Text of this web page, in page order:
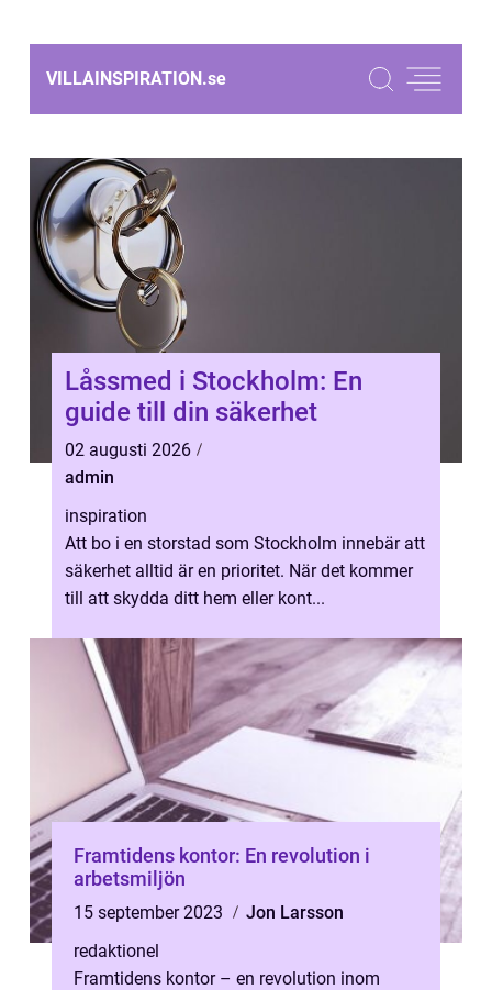
VILLAINSPIRATION.se
Låssmed i Stockholm: En
guide till din säkerhet
02 augusti 2026
admin
inspiration
Att bo i en storstad som Stockholm innebär att
säkerhet alltid är en prioritet. När det kommer
till att skydda ditt hem eller kont...
Framtidens kontor: En revolution i
arbetsmiljön
15 september 2023
Jon Larsson
redaktionel
Framtidens kontor – en revolution inom